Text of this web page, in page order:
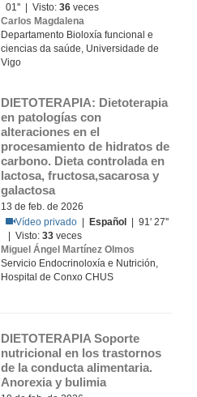
01'' | Visto:36 veces
Carlos Magdalena
Departamento Bioloxía funcional e
ciencias da saúde, Universidade de
Vigo
DIETOTERAPIA: Dietoterapia
en patologías con
alteraciones en el
procesamiento de hidratos de
carbono. Dieta controlada en
lactosa, fructosa,sacarosa y
galactosa
13 de feb. de 2026
Vídeo privado
Español
| 91' 27''
| Visto:33 veces
Miguel Ángel Martínez Olmos
Servicio Endocrinoloxía e Nutrición,
Hospital de Conxo CHUS
DIETOTERAPIA Soporte
nutricional en los trastornos
de la conducta alimentaria.
Anorexia y bulimia